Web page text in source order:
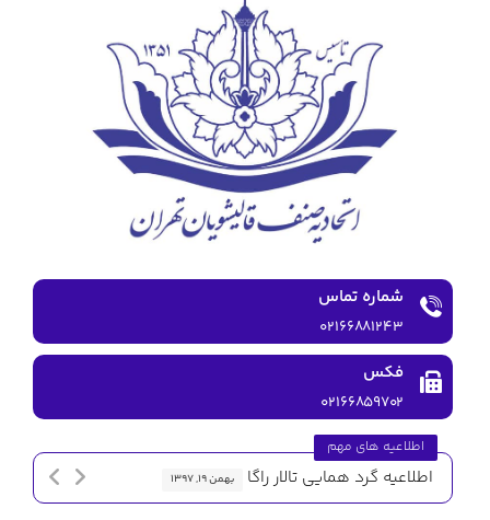
شماره تماس
۰۲۱۶۶۸۸۱۲۴۳
فکس
۰۲۱۶۶۸۵۹۷۰۲
اطلاعیه های مهم
اطلاعیه گرد همایی تالار راگا بهمن ۱۹, ۱۳۹۷